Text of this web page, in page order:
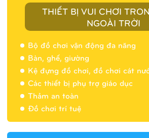
THIẾT BỊ VUI CHƠI
NGOÀI TRỜI
Bộ đồ chơi vận động đa năng
Bàn, ghế, giường
Kệ đựng đồ chơi, đồ chơi cát
Các thiết bị phụ trợ giáo dục
Thảm an toàn
Đồ chơi trí tuệ
Nhà banh 9H5404